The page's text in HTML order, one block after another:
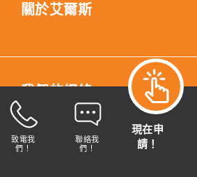
致電我
們！
聯絡我
們！
現在申
請！
關於艾爾斯
我們的網絡